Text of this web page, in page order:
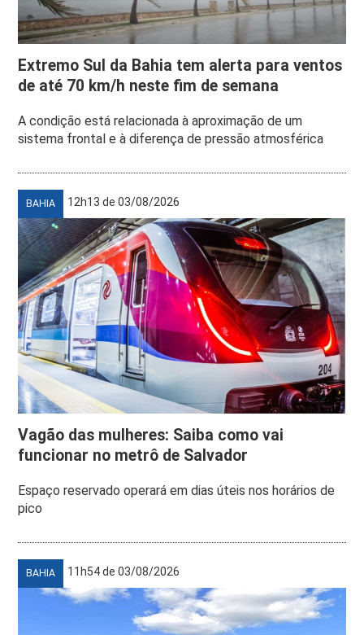
Extremo Sul da Bahia tem alerta para ventos
de até 70 km/h neste fim de semana
A condição está relacionada à aproximação de um
sistema frontal e à diferença de pressão atmosférica
BAHIA 12h13 de 03/08/2026
Vagão das mulheres: Saiba como vai
funcionar no metrô de Salvador
Espaço reservado operará em dias úteis nos horários de
pico
BAHIA 11h54 de 03/08/2026